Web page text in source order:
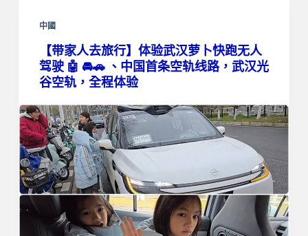
中國
【带家人去旅行】体验武汉萝卜快跑无人
驾驶 🤖 🚘🚗 、中国首条空轨线路，武汉光
谷空轨，全程体验